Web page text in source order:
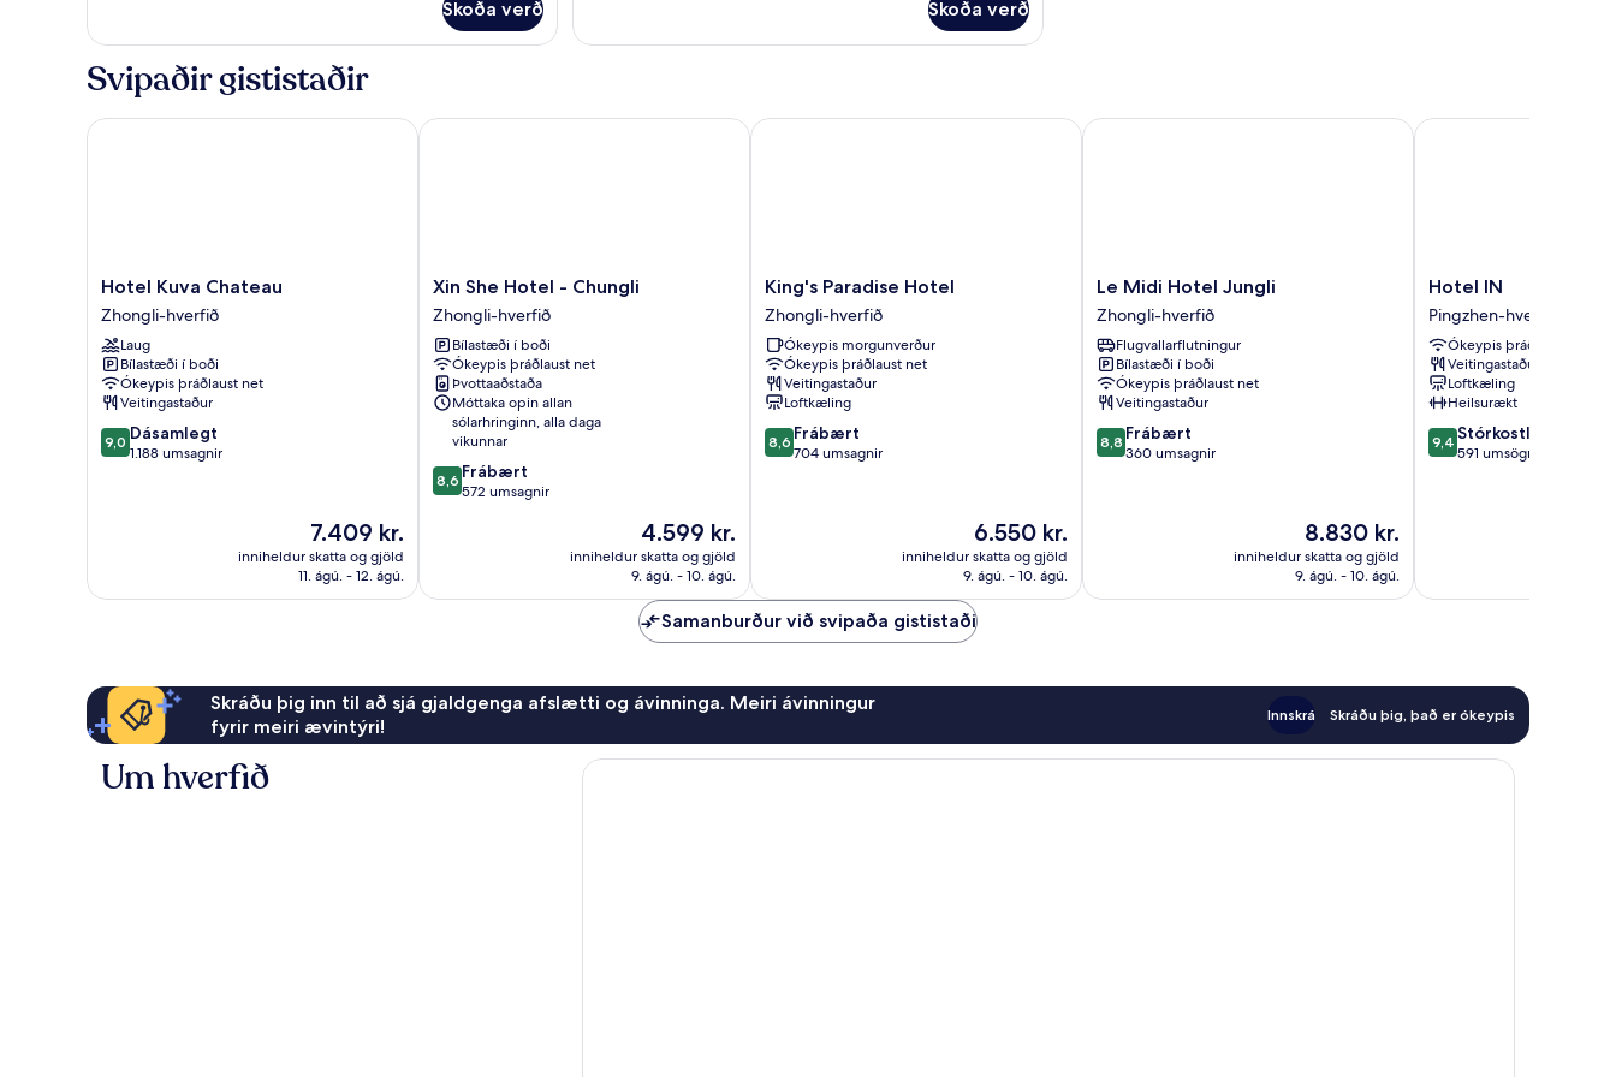
Room
Skoða verð Skoða verð
Svipaðir gististaðir
Hotel
Kuva
Chateau
Zhongli-
hverfið
Hotel Kuva Chateau
Zhongli-hverfið
Laug
Bílastæði í boði
Ókeypis þráðlaust net
Veitingastaður
9.0
af
9,0 Dásamlegt
1.188 umsagnir
Verðið
er
7.409 kr.
7.409 kr.
inniheldur skatta og gjöld
11. ágú. - 12. ágú.
Hotel Kuva Chateau
Xin
She
Hotel
-
Chungli
Zhongli-
hverfið
Xin She Hotel - Chungli
Zhongli-hverfið
Bílastæði í boði
Ókeypis þráðlaust net
Þvottaaðstaða
Móttaka opin allan
sólarhringinn, alla daga
vikunnar
8.6
af
8,6 Frábært
572 umsagnir
Verðið
er
4.599 kr.
4.599 kr.
inniheldur skatta og gjöld
9. ágú. - 10. ágú.
Xin She Hotel - Chungli
King's
Paradise
Hotel
Zhongli-
hverfið
King's Paradise Hotel
Zhongli-hverfið
Ókeypis morgunverður
Ókeypis þráðlaust net
Veitingastaður
Loftkæling
8.6
af
8,6 Frábært
704 umsagnir
Verðið
er
6.550 kr.
6.550 kr.
inniheldur skatta og gjöld
9. ágú. - 10. ágú.
King's Paradise Hotel
Le
Midi
Hotel
Jungli
Zhongli-
hverfið
Le Midi Hotel Jungli
Zhongli-hverfið
Flugvallarflutningur
Bílastæði í boði
Ókeypis þráðlaust net
Veitingastaður
8.8
af
8,8 Frábært
360 umsagnir
Verðið
er
8.830 kr.
8.830 kr.
inniheldur skatta og gjöld
9. ágú. - 10. ágú.
Le Midi Hotel Jungli
Hotel
IN
Pingzhen-
hverfið
Hotel IN
Pingzhen-hverfið
Ókeypis þráðlaust net
Veitingastaður
Loftkæling
Heilsurækt
9.4
af
9,4 Stórkostlegt
591 umsögn
Hotel IN
Samanburður við svipaða gististaði
Skráðu þig inn til að sjá gjaldgenga afslætti og ávinninga. Meiri ávinningur
fyrir meiri ævintýri!
Innskrá Skráðu þig, það er ókeypis
Um hverfið